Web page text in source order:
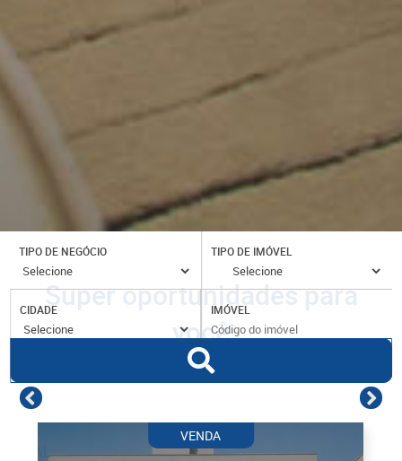
TIPO DE NEGÓCIO TIPO DE IMÓVEL
CIDADE IMÓVEL
Super oportunidades para
você
VENDA